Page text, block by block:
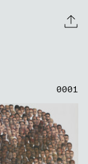
0001